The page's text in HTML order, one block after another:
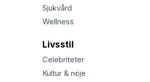
Sjukvård
Wellness
Livsstil
Celebriteter
Kultur & nöje